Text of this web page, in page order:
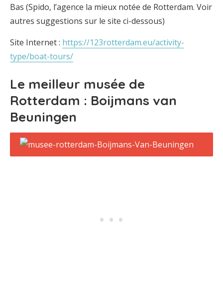
Bas (Spido, l’agence la mieux notée de Rotterdam. Voir
autres suggestions sur le site ci-dessous)
Site Internet : https://123rotterdam.eu/activity-
type/boat-tours/
Le meilleur musée de
Rotterdam : Boijmans van
Beuningen